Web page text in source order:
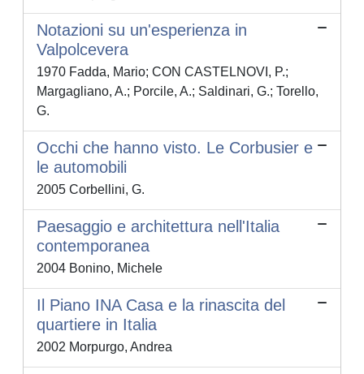
Notazioni su un'esperienza in
Valpolcevera
1970 Fadda, Mario; CON CASTELNOVI, P.;
Margagliano, A.; Porcile, A.; Saldinari, G.; Torello,
G.
Occhi che hanno visto. Le Corbusier e
le automobili
2005 Corbellini, G.
Paesaggio e architettura nell'Italia
contemporanea
2004 Bonino, Michele
Il Piano INA Casa e la rinascita del
quartiere in Italia
2002 Morpurgo, Andrea